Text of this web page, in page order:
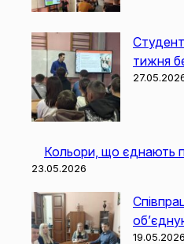
тижня
Кольори, що єднають
23.05.2026
19.05.2026